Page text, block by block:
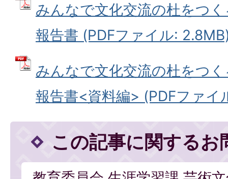
みんなで文化交流の杜をつ
報告書 (PDFファイル:
みんなで文化交流の杜をつ
報告書<資料編> (PDFファイ
この記事に関するお